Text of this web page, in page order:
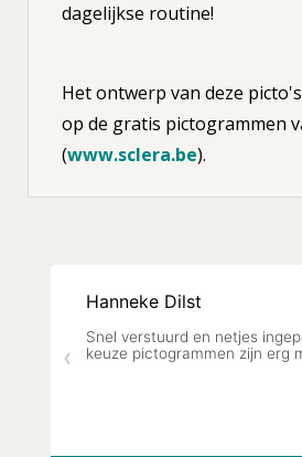
dagelijkse routine!
Het ontwerp van deze
op de gratis pictogrammen
(www.sclera.be).